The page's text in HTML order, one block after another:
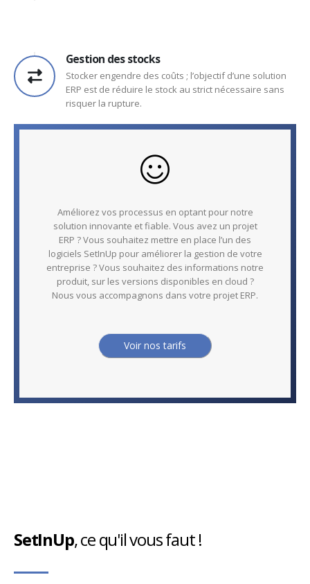
Gestion des stocks
Stocker engendre des coûts ; l’objectif d’une solution
ERP est de réduire le stock au strict nécessaire sans
risquer la rupture.
Améliorez vos processus en optant pour notre
solution innovante et fiable. Vous avez un projet
ERP ? Vous souhaitez mettre en place l’un des
logiciels SetInUp pour améliorer la gestion de votre
entreprise ? Vous souhaitez des informations notre
produit, sur les versions disponibles en cloud ?
Nous vous accompagnons dans votre projet ERP.
Voir nos tarifs
SetInUp, ce qu'il vous faut !